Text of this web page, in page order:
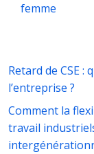
femme
Retard de CSE
l’entreprise ?
Comment la
travail